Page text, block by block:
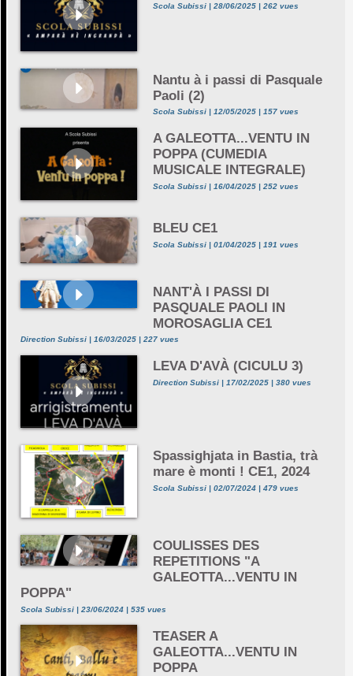
Scola Subissi | 28/06/2025 | 262 vues
Nantu à i passi di Pasquale
Paoli (2)
Scola Subissi | 12/05/2025 | 157 vues
A GALEOTTA...VENTU IN
POPPA (CUMEDIA
MUSICALE INTEGRALE)
Scola Subissi | 16/04/2025 | 252 vues
BLEU CE1
Scola Subissi | 01/04/2025 | 191 vues
NANT'À I PASSI DI
PASQUALE PAOLI IN
MOROSAGLIA CE1
Direction Subissi | 16/03/2025 | 227 vues
LEVA D'AVÀ (CICULU 3)
Direction Subissi | 17/02/2025 | 380 vues
Spassighjata in Bastia, trà
mare è monti ! CE1, 2024
Scola Subissi | 02/07/2024 | 479 vues
COULISSES DES
REPETITIONS "A
GALEOTTA...VENTU IN
POPPA"
Scola Subissi | 23/06/2024 | 535 vues
TEASER A
GALEOTTA...VENTU IN
POPPA